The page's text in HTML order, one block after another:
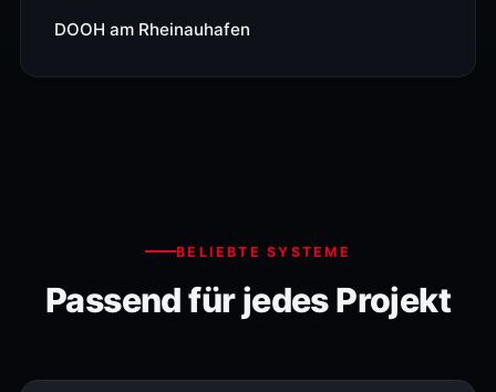
DOOH am Rheinauhafen
BELIEBTE SYSTEME
Passend für jedes Projekt